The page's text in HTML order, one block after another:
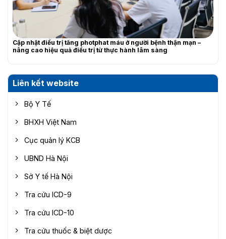
Cập nhật điều trị tăng photphat máu ở người bệnh thận mạn –
nâng cao hiệu quả điều trị từ thực hành lâm sàng
Liên kết website
Bộ Y Tế
BHXH Việt Nam
Cục quản lý KCB
UBND Hà Nội
Sở Y tế Hà Nội
Tra cứu ICD-9
Tra cứu ICD-10
Tra cứu thuốc & biệt dược